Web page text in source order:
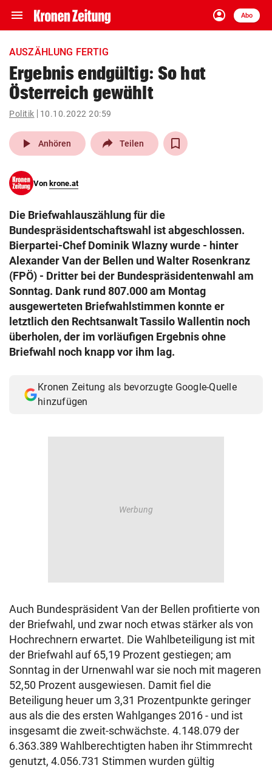
menu Navigation
ein-/ausklappen
account_circle
Anmelden
Abo
close Schließen
account_circle Anmelden
pin_drop
Wien arrow_right
search
eingeben
© Krone Multimedia GmbH & Co KG 2026
Muthgasse 2, 1190 Wien
AUSZÄHLUNG FERTIG
Ergebnis endgültig: So hat
Österreich gewählt
Politik 10.10.2022 20:59
play_arrow Anhören Teilen
Von krone.at
Die Briefwahlauszählung für die
Bundespräsidentschaftswahl ist abgeschlossen.
Bierpartei-Chef Dominik Wlazny wurde - hinter
Alexander Van der Bellen und Walter Rosenkranz
(FPÖ) - Dritter bei der Bundespräsidentenwahl am
Sonntag. Dank rund 807.000 am Montag
ausgewerteten Briefwahlstimmen konnte er
letztlich den Rechtsanwalt Tassilo Wallentin noch
überholen, der im vorläufigen Ergebnis ohne
Briefwahl noch knapp vor ihm lag.
Kronen Zeitung als bevorzugte Google-Quelle
hinzufügen
Auch Bundespräsident Van der Bellen profitierte von
der Briefwahl, und zwar noch etwas stärker als von
Hochrechnern erwartet. Die Wahlbeteiligung ist mit
der Briefwahl auf 65,19 Prozent gestiegen; am
Sonntag in der Urnenwahl war sie noch mit mageren
52,50 Prozent ausgewiesen. Damit fiel die
Beteiligung heuer um 3,31 Prozentpunkte geringer
aus als die des ersten Wahlganges 2016 - und ist
insgesamt die zweit-schwächste. 4.148.079 der
6.363.389 Wahlberechtigten haben ihr Stimmrecht
genutzt, 4.056.731 Stimmen wurden gültig